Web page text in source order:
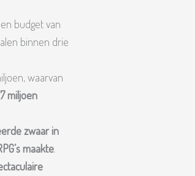
budget van
binnen drie
waarvan
miljoen
zwaar in
maakte.